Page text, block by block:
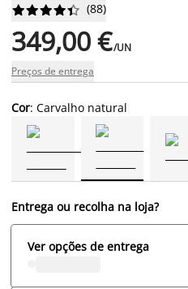





 (88)
349,00 €/UN
Preços de entrega
Cor: Carvalho natural
Entrega ou recolha na loja?
Ver opções de entrega